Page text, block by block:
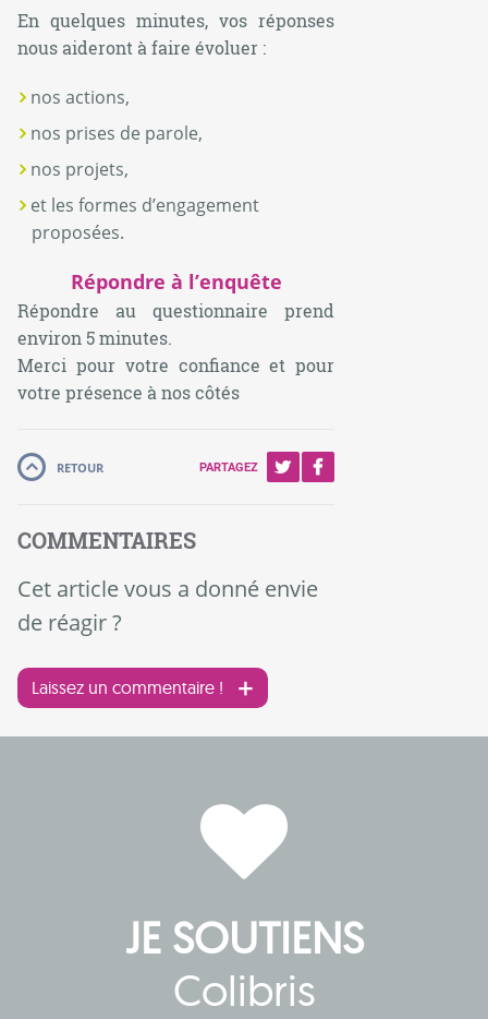
En quelques minutes, vos réponses
nous aideront à faire évoluer :
nos actions,
nos prises de parole,
nos projets,
et les formes d’engagement
proposées.
Répondre à l’enquête
Répondre au questionnaire prend
environ 5 minutes.
Merci pour votre confiance et pour
votre présence à nos côtés
RETOUR PARTAGEZ
COMMENTAIRES
Cet article vous a donné envie
de réagir ?
Laissez un commentaire !
JE SOUTIENS
Colibris